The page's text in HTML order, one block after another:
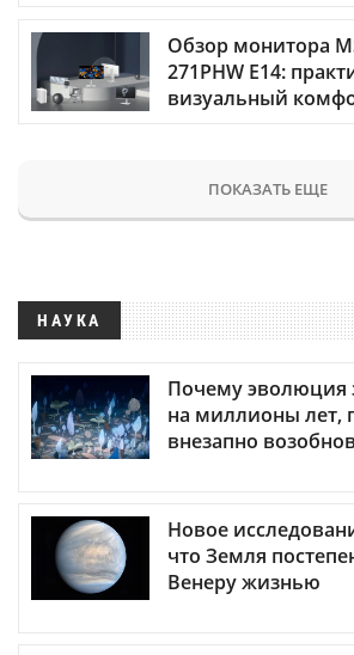
Обзор монитора
271PHW E14:
визуальный
ПОКАЗАТЬ ЕЩЕ
НАУКА
Почему эволюция
на миллионы лет,
внезапно
Новое
что Земля
Венеру жизнью